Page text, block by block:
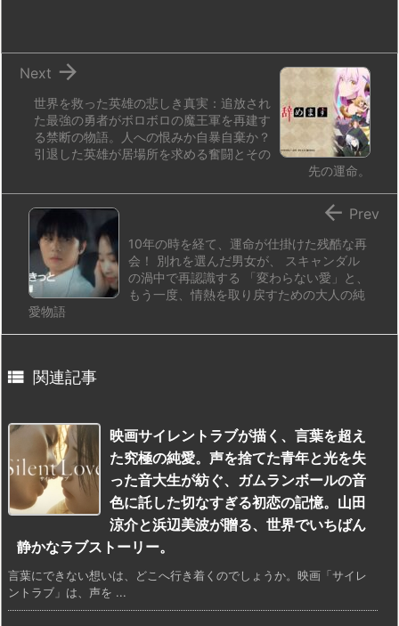
世界を救った英雄の悲しき真実：追放され
た最強の勇者がボロボロの魔王軍を再建す
る禁断の物語。人への恨みか自暴自棄か？
引退した英雄が居場所を求める奮闘とその
先の運命。

Next
10年の時を経て、運命が仕掛けた残酷な再
会！ 別れを選んだ男女が、 スキャンダル
の渦中で再認識する 「変わらない愛」と、
もう一度、情熱を取り戻すための大人の純
愛物語
 Prev
 関連記事
映画サイレントラブが描く、言葉を超え
た究極の純愛。声を捨てた青年と光を失
った音大生が紡ぐ、ガムランボールの音
色に託した切なすぎる初恋の記憶。山田
涼介と浜辺美波が贈る、世界でいちばん
静かなラブストーリー。
言葉にできない想いは、どこへ行き着くのでしょうか。映画「サイレ
ントラブ」は、声を ...